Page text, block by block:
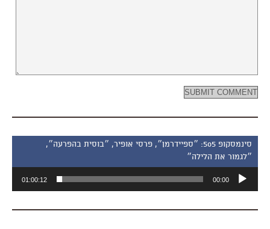
סינמסקופ 505: ״ספיידרמן״, פרסי אופיר, ״בוסית בהפרעה״,
״לגמור את הלילה״
אודיו
00:00
01:00:12